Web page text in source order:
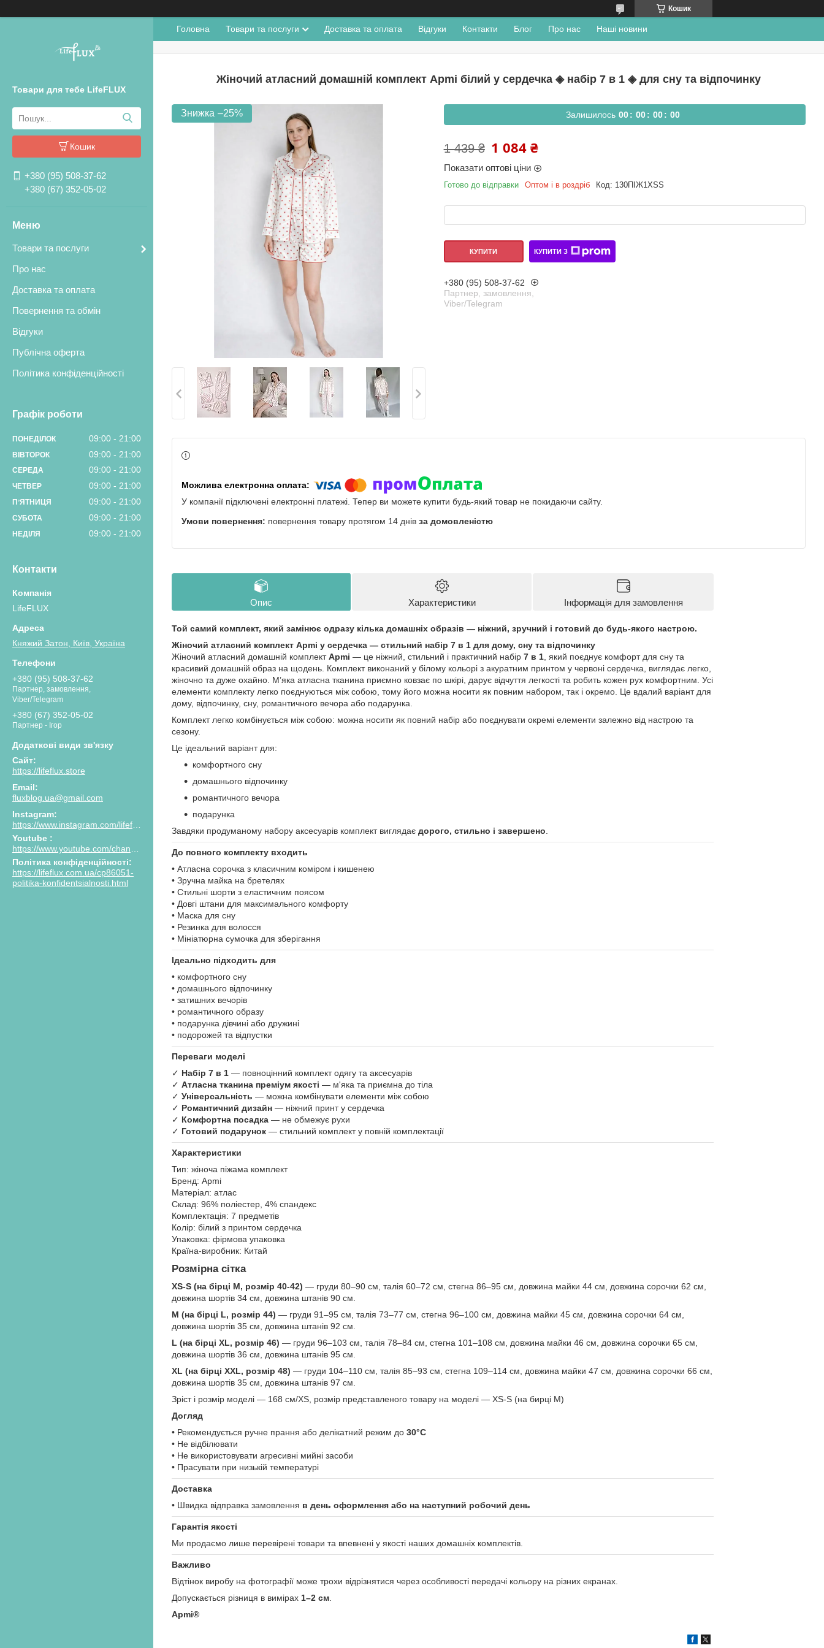
Кошик
Товари для тебе LifeFLUX
Кошик
+380 (95) 508-37-62
+380 (67) 352-05-02
Товари та послуги
Про нас
Доставка та оплата
Повернення та обмін
Відгуки
Публічна оферта
Політика конфіденційності
Графік роботи
ПОНЕДІЛОК 09:00 21:00
ВІВТОРОК 09:00 21:00
СЕРЕДА 09:00 21:00
ЧЕТВЕР 09:00 21:00
ПʼЯТНИЦЯ 09:00 21:00
СУБОТА 09:00 21:00
НЕДІЛЯ 09:00 21:00
Контакти
LifeFLUX
Княжий Затон, Київ, Україна
+380 (95) 508-37-62
Партнер, замовлення,
Viber/Telegram
+380 (67) 352-05-02
Партнер - Ігор
https://lifeflux.store
fluxblog.ua@gmail.com
Instagram
https://www.instagram.com/lifeflux.ua
Youtube
https://www.youtube.com/channel/UCPIasy4xKoClKZ7euVHI_AQ/featured
Політика конфіденційності
https://lifeflux.com.ua/cp86051-
politika-konfidentsialnosti.html
Головна Товари та послуги Доставка та оплата Відгуки Контакти Блог Про нас Наші новини
Жіночий атласний домашній комплект Apmi білий у сердечка ◈ набір 7 в 1 ◈ для сну та відпочинку
–25% Залишилось 00 00 00 00
1 439 ₴ 1 084 ₴
Показати оптові ціни
Готово до відправки Оптом і в роздріб Код: 130ПІЖ1XSS
КУПИТИ КУПИТИ З
+380 (95) 508-37-62
Партнер, замовлення,
Viber/Telegram
У компанії підключені електронні платежі. Тепер ви можете купити будь-який товар не покидаючи сайту.
повернення товару протягом 14 днів за домовленістю
Опис Характеристики Інформація для замовлення
Той самий комплект, який замінює одразу кілька домашніх образів — ніжний, зручний і готовий до будь-якого настрою.
Жіночий атласний комплект Apmi у сердечка — стильний набір 7 в 1 для дому, сну та відпочинку
Жіночий атласний домашній комплектApmi — це ніжний, стильний і практичний набір 7 в 1 , який поєднує комфорт для сну та
красивий домашній образ на щодень. Комплект виконаний у білому кольорі з акуратним принтом у червоні сердечка, виглядає легко,
жіночно та дуже охайно. М’яка атласна тканина приємно ковзає по шкірі, дарує відчуття легкості та робить кожен рух комфортним. Усі
елементи комплекту легко поєднуються між собою, тому його можна носити як повним набором, так і окремо. Це вдалий варіант для
дому, відпочинку, сну, романтичного вечора або подарунка.
Комплект легко комбінується між собою: можна носити як повний набір або поєднувати окремі елементи залежно від настрою та
сезону.
Це ідеальний варіант для:
комфортного сну
домашнього відпочинку
романтичного вечора
подарунка
Завдяки продуманому набору аксесуарів комплект виглядає дорого, стильно і завершено
До повного комплекту входить
• Атласна сорочка з класичним коміром і кишенею
• Зручна майка на бретелях
• Стильні шорти з еластичним поясом
• Довгі штани для максимального комфорту
• Маска для сну
• Резинка для волосся
• Мініатюрна сумочка для зберігання
Ідеально підходить для
• комфортного сну
• домашнього відпочинку
• затишних вечорів
• романтичного образу
• подарунка дівчині або дружині
• подорожей та відпустки
Переваги моделі
✓ Набір 7 в 1 — повноцінний комплект одягу та аксесуарів
✓ Атласна тканина преміум якості — м'яка та приємна до тіла
✓ Універсальність — можна комбінувати елементи між собою
✓ Романтичний дизайн — ніжний принт у сердечка
✓ Комфортна посадка — не обмежує рухи
✓ Готовий подарунок — стильний комплект у повній комплектації
Характеристики
Тип: жіноча піжама комплект
Бренд: Apmi
Матеріал: атлас
Склад: 96% поліестер, 4% спандекс
Комплектація: 7 предметів
Колір: білий з принтом сердечка
Упаковка: фірмова упаковка
Країна-виробник: Китай
Розмірна сітка
XS-S (на бірці M, розмір 40-42) — груди 80–90 см, талія 60–72 см, стегна 86–95 см, довжина майки 44 см, довжина сорочки 62 см,
довжина шортів 34 см, довжина штанів 90 см.
M (на бірці L, розмір 44) — груди 91–95 см, талія 73–77 см, стегна 96–100 см, довжина майки 45 см, довжина сорочки 64 см,
довжина шортів 35 см, довжина штанів 92 см.
L (на бірці XL, розмір 46) — груди 96–103 см, талія 78–84 см, стегна 101–108 см, довжина майки 46 см, довжина сорочки 65 см,
довжина шортів 36 см, довжина штанів 95 см.
XL (на бірці XXL, розмір 48) — груди 104–110 см, талія 85–93 см, стегна 109–114 см, довжина майки 47 см, довжина сорочки 66 см,
довжина шортів 35 см, довжина штанів 97 см.
Зріст і розмір моделі — 168 см/XS, розмір представленого товару на моделі — XS-S (на бирці M)
Догляд
• Рекомендується ручне прання або делікатний режим до 30°C
• Не відбілювати
• Не використовувати агресивні мийні засоби
• Прасувати при низькій температурі
Доставка
• Швидка відправка замовлення в день оформлення або на наступний робочий день
Гарантія якості
Ми продаємо лише перевірені товари та впевнені у якості наших домашніх комплектів.
Важливо
Відтінок виробу на фотографії може трохи відрізнятися через особливості передачі кольору на різних екранах.
Допускається різниця в вимірах 1–2 см
Apmi®